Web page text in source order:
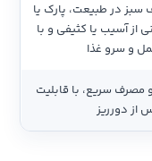
سبز در طبیعت، پارک یا
از آسیب یا کثیفی و با
و سرو غذا
مصرف سریع، با قابلیت
از دورریز